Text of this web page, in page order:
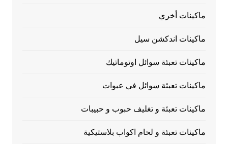
ماكينات أخري
ماكينات اندكشن سيل
ماكينات تعبئة سوائل اوتوماتيك
ماكينات تعبئة سوائل في عبوات
ماكينات تعبئة و تغليف حبوب و حبيبات
ماكينات تعبئة و لحام اكواب بلاستيكية